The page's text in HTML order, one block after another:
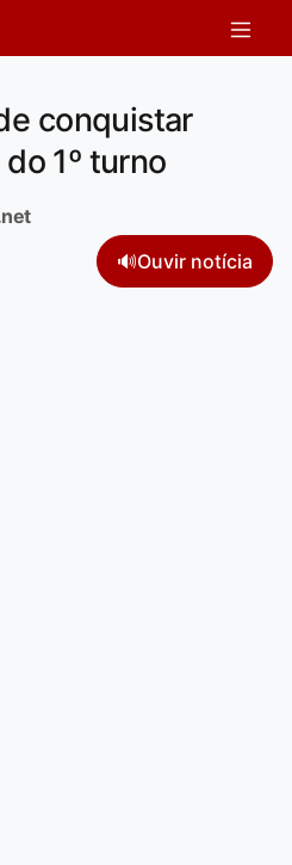
conquistar
1º turno
🔊Ouvir notícia